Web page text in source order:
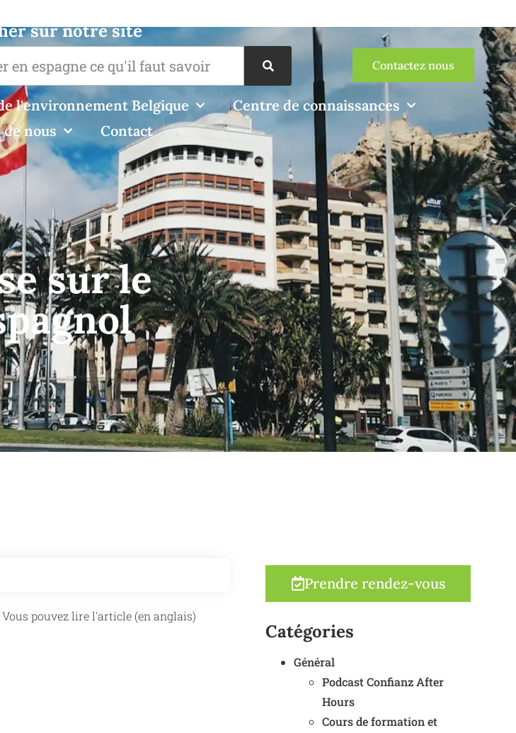
sur notre site
Contactez nous
l'environnement Belgique
Centre de connaissances
de nous
Contact
sur le
pouvez lire l'article (en anglais)
Prendre rendez-vous
Catégories
Général
Podcast Confianz After
Hours
Cours de formation et